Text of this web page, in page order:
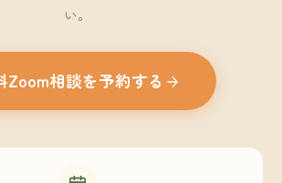
い。
Zoom相談を予約する